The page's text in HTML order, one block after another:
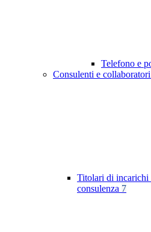
Telefono e
Consulenti e collaboratori
Titolari di incarichi
consulenza 7